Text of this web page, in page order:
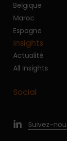
Belgique
Maroc
Espagne
Insights
Actualité
All Insights
Social
Suivez-